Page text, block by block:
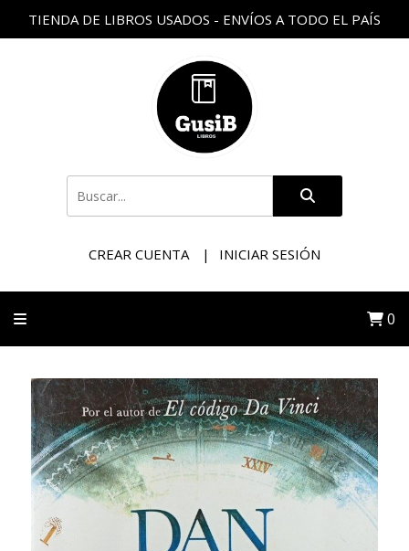
TIENDA DE LIBROS USADOS - ENVÍOS A TODO EL PAÍS
CREAR CUENTA INICIAR SESIÓN
0